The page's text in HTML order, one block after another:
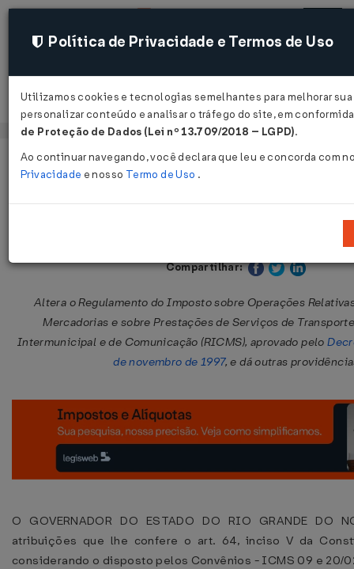
Acessar
Página Inicial Legislações Legislação Estadual - Rio Grande
Decreto nº 16.326 de 13/09/2002
Compartilhar:
Altera o Regulamento do Imposto sobre Operações
Mercadorias e sobre Prestações de Serviços de
Intermunicipal e de Comunicação (RICMS), aprovado pelo
de novembro de 1997, e dá outras
O GOVERNADOR DO ESTADO DO RIO GRANDE DO
atribuições que lhe confere o art. 64, inciso V da
considerando o disposto pelos Convênios - ICMS 09 e 20/
Política de Privacidade e Termos de Uso
Utilizamos cookies e tecnologias semelhantes para melhorar
personalizar conteúdo e analisar o tráfego do site, em
de Proteção de Dados (Lei nº 13.709/2018 – LGPD).
Ao continuar navegando, você declara que leu e concorda com
Privacidade e nosso Termo de Uso .